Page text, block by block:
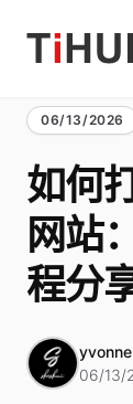
06/13/2026
如何
网站
程分
yvonne
06/13/